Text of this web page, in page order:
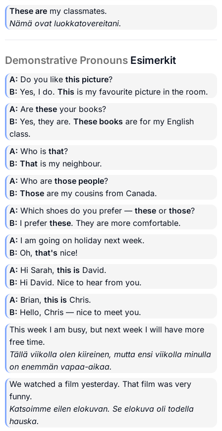
These are my classmates.
Nämä ovat luokkatovereitani.
Demonstrative Pronouns Esimerkit
A: Do you like this picture?
B: Yes, I do. This is my favourite picture in the room.
A: Are these your books?
B: Yes, they are. These books are for my English
class.
A: Who is that?
B: That is my neighbour.
A: Who are those people?
B: Those are my cousins from Canada.
A: Which shoes do you prefer — these or those?
B: I prefer these. They are more comfortable.
A: I am going on holiday next week.
B: Oh, that's nice!
A: Hi Sarah, this is David.
B: Hi David. Nice to hear from you.
A: Brian, this is Chris.
B: Hello, Chris — nice to meet you.
This week I am busy, but next week I will have more
free time.
Tällä viikolla olen kiireinen, mutta ensi viikolla minulla
on enemmän vapaa-aikaa.
We watched a film yesterday. That film was very
funny.
Katsoimme eilen elokuvan. Se elokuva oli todella
hauska.